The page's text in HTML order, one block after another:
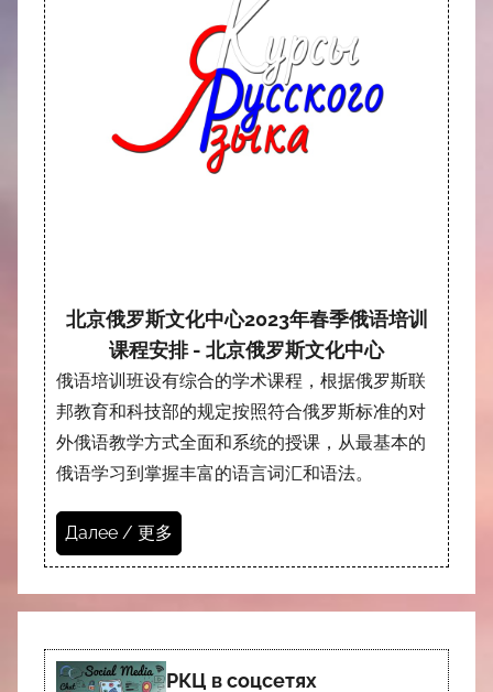
北京俄罗斯文化中心2023年春季俄语培训
课程安排 - 北京俄罗斯文化中心
俄语培训班设有综合的学术课程，根据俄罗斯联
邦教育和科技部的规定按照符合俄罗斯标准的对
外俄语教学方式全面和系统的授课，从最基本的
俄语学习到掌握丰富的语言词汇和语法。
Далее / 更多
РКЦ в соцсетях